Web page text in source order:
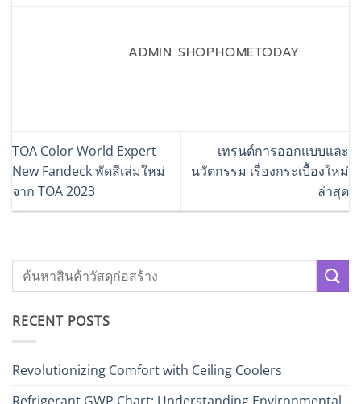
ADMIN SHOPHOMETODAY
TOA Color World Expert
New Fandeck พัดสีเล่มใหม่
จาก TOA 2023
เทรนด์การออกแบบและ
นวัตกรรม เรื่องกระเบื้องใหม่
ล่าสุด
RECENT POSTS
Revolutionizing Comfort with Ceiling Coolers